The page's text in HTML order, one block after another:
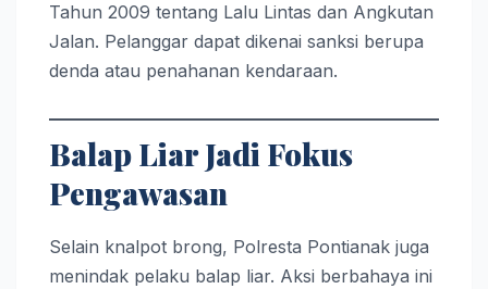
Tahun 2009 tentang Lalu Lintas dan Angkutan
Jalan. Pelanggar dapat dikenai sanksi berupa
denda atau penahanan kendaraan.
Balap Liar Jadi Fokus
Pengawasan
Selain knalpot brong, Polresta Pontianak juga
menindak pelaku balap liar. Aksi berbahaya ini